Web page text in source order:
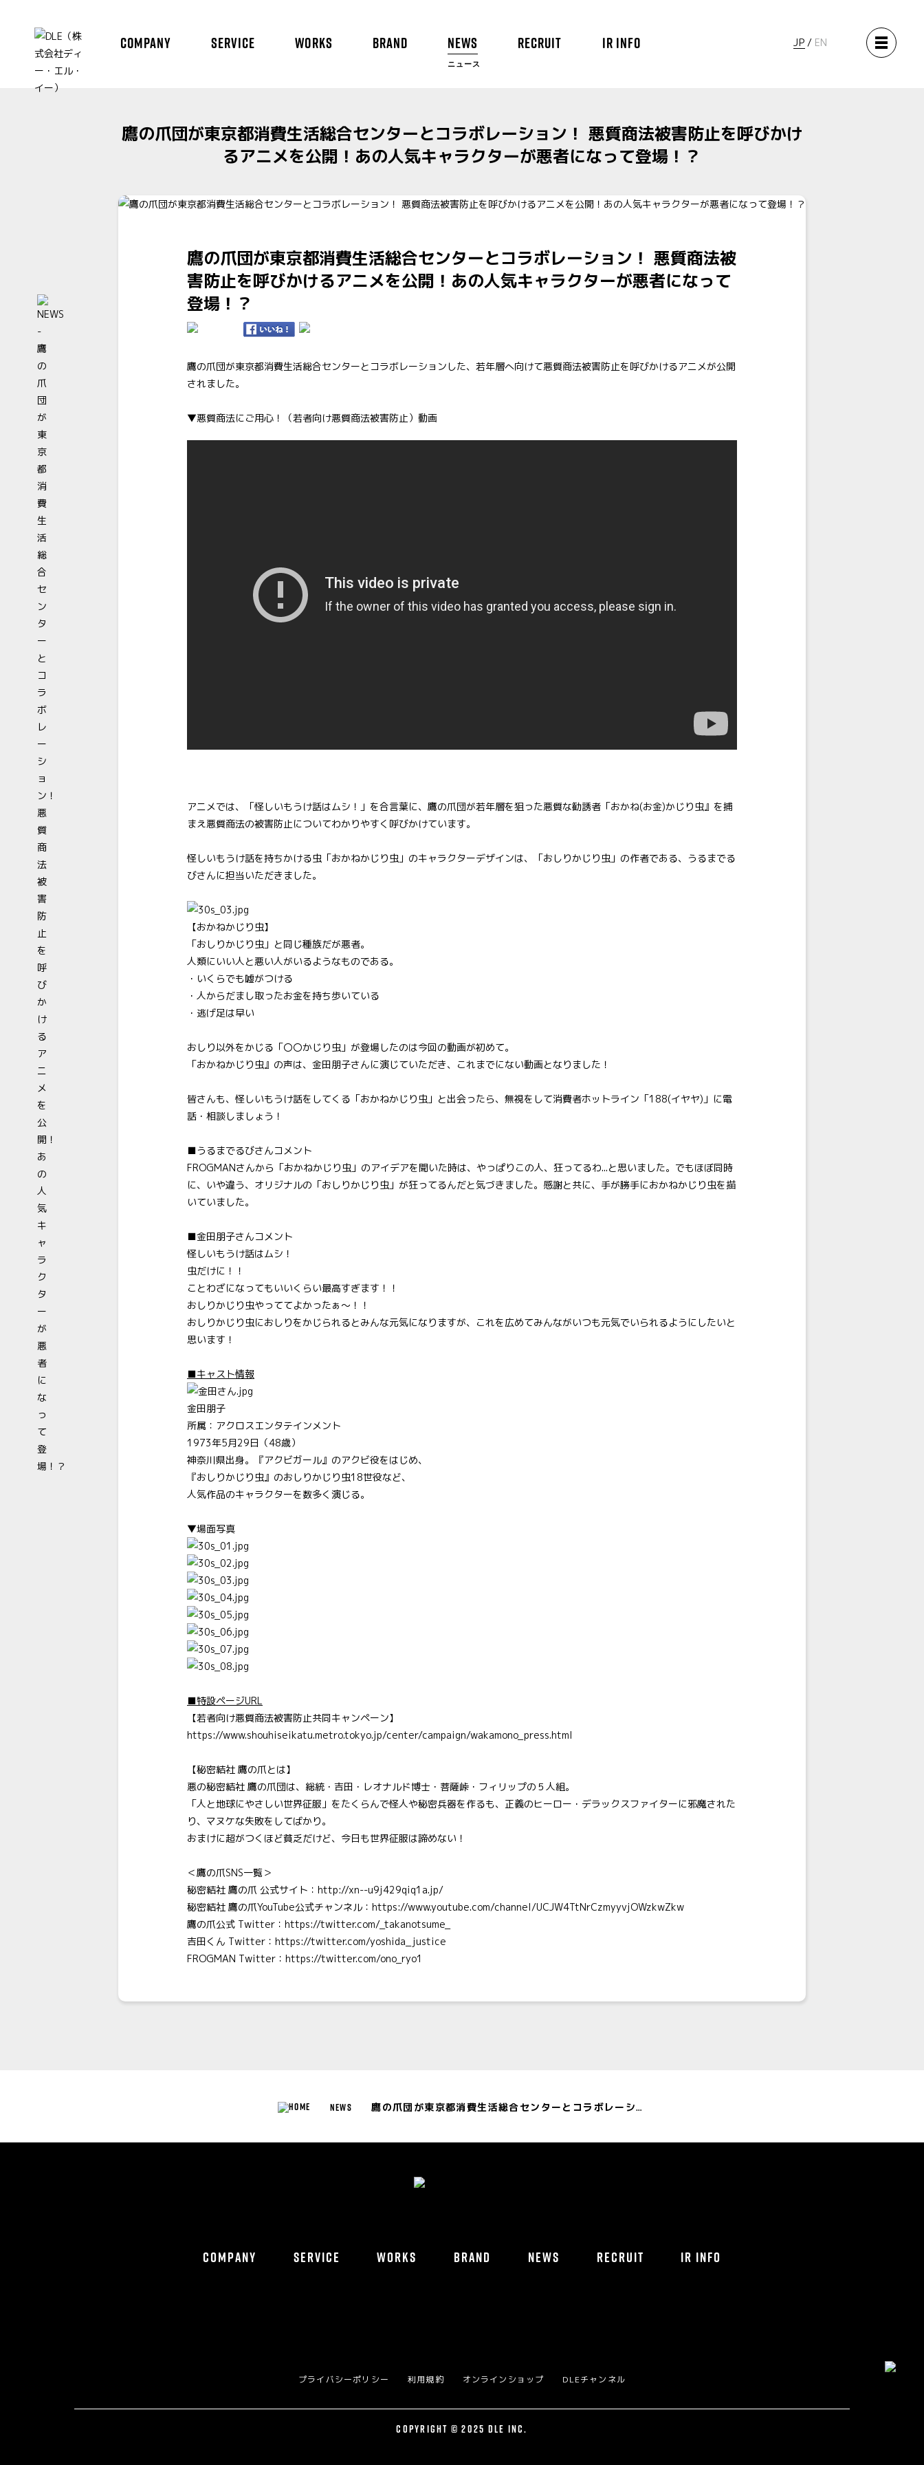
COMPANY SERVICE WORKS BRAND NEWS
ニュース
RECRUIT IR INFO JP EN
鷹の爪団が東京都消費生活総合センターとコラボレーション！ 悪質商法被害防止を呼びかけ
るアニメを公開！あの人気キャラクターが悪者になって登場！？
鷹の爪団が東京都消費生活総合センターとコラボレーション！ 悪質商法被
害防止を呼びかけるアニメを公開！あの人気キャラクターが悪者になって
登場！？
鷹の爪団が東京都消費生活総合センターとコラボレーションした、若年層へ向けて悪質商法被害防止を呼びかけるアニメが公開
されました。
▼悪質商法にご用心！（若者向け悪質商法被害防止）動画
アニメでは、「怪しいもうけ話はムシ！」を合言葉に、鷹の爪団が若年層を狙った悪質な勧誘者「おかね(お金)かじり虫』を捕
まえ悪質商法の被害防止についてわかりやすく呼びかけています。
怪しいもうけ話を持ちかける虫「おかねかじり虫」のキャラクターデザインは、「おしりかじり虫」の作者である、うるまでる
びさんに担当いただきました。
【おかねかじり虫】
「おしりかじり虫」と同じ種族だが悪者。
人類にいい人と悪い人がいるようなものである。
・いくらでも嘘がつける
・人からだまし取ったお金を持ち歩いている
・逃げ足は早い
おしり以外をかじる「〇〇かじり虫」が登場したのは今回の動画が初めて。
「おかねかじり虫』の声は、金田朋子さんに演じていただき、これまでにない動画となりました！
皆さんも、怪しいもうけ話をしてくる「おかねかじり虫」と出会ったら、無視をして消費者ホットライン「188(イヤヤ)」に電
話・相談しましょう！
■うるまでるびさんコメント
FROGMANさんから「おかねかじり虫」のアイデアを聞いた時は、やっぱりこの人、狂ってるわ...と思いました。でもほぼ同時
に、いや違う、オリジナルの「おしりかじり虫」が狂ってるんだと気づきました。感謝と共に、手が勝手におかねかじり虫を描
いていました。
■金田朋子さんコメント
怪しいもうけ話はムシ！
虫だけに！！
ことわざになってもいいくらい最高すぎます！！
おしりかじり虫やっててよかったぁ〜！！
おしりかじり虫におしりをかじられるとみんな元気になりますが、これを広めてみんながいつも元気でいられるようにしたいと
思います！
■キャスト情報
金田朋子
所属：アクロスエンタテインメント
1973年5月29日（48歳）
神奈川県出身。『アクビガール』のアクビ役をはじめ、
『おしりかじり虫』のおしりかじり虫18世役など、
人気作品のキャラクターを数多く演じる。
▼場面写真
■特設ページURL
【若者向け悪質商法被害防止共同キャンペーン】
https://www.shouhiseikatu.metro.tokyo.jp/center/campaign/wakamono_press.html
【秘密結社 鷹の爪とは】
悪の秘密結社 鷹の爪団は、総統・吉田・レオナルド博士・菩薩峠・フィリップの５人組。
「人と地球にやさしい世界征服」をたくらんで怪人や秘密兵器を作るも、正義のヒーロー・デラックスファイターに邪魔された
り、マヌケな失敗をしてばかり。
おまけに超がつくほど貧乏だけど、今日も世界征服は諦めない！
＜鷹の爪SNS一覧＞
秘密結社 鷹の爪 公式サイト： http://xn--u9j429qiq1a.jp/
秘密結社 鷹の爪YouTube公式チャンネル： https://www.youtube.com/channel/UCJW4TtNrCzmyyvjOWzkwZkw
鷹の爪公式 Twitter： https://twitter.com/_takanotsume_
吉田くん Twitter： https://twitter.com/yoshida_justice
FROGMAN Twitter： https://twitter.com/ono_ryo1
NEWS 鷹の爪団が東京都消費生活総合センターとコラボレーション！ 悪質商法被害防止を呼びかけるアニメを公開！あの人気キャラクターが悪者になって登場！？
COMPANY SERVICE WORKS BRAND NEWS RECRUIT IR INFO
プライバシーポリシー 利用規約 オンラインショップ DLEチャンネル
COPYRIGHT © 2025 DLE INC.